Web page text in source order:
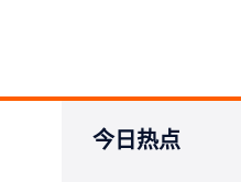
今日热点